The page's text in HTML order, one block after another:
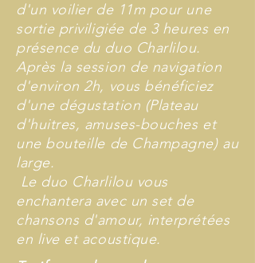
d'un voilier de 11m pour une
sortie priviligiée de 3 heures en
présence du duo Charlilou.
Après la session de navigation
d'environ 2h, vous bénéficiez
d'une dégustation (Plateau
d'huitres, amuses-bouches et
une bouteille de Champagne) au
large.
Le duo Charlilou vous
enchantera avec un set de
chansons d'amour, interprétées
en live et acoustique.